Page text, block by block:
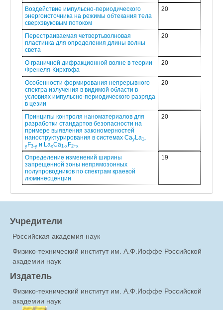
Воздействие импульсно-периодического
энергоисточника на режимы обтекания тела
сверхзвуковым потоком
20
Перестраиваемая четвертьволновая
пластинка для определения длины волны
света
20
О граничной дифракционной волне в теории
Френеля-Кирхгофа
20
Особенности формирования непрерывного
спектра излучения в видимой области в
условиях импульсно-периодического разряда
в цезии
20
Принципы контроля наноматериалов для
разработки стандартов безопасности на
примере выявления закономерностей
наноструктурирования в системах CayLa1-
yF3-y и LaxCa1-xF2+x
20
Определение изменений ширины
запрещенной зоны непрямозонных
полупроводников по спектрам краевой
люминесценции
19
Учредители
Российская академия наук
Физико-технический институт им. А.Ф.Иоффе Российской
академии наук
Издатель
Физико-технический институт им. А.Ф.Иоффе Российской
академии наук